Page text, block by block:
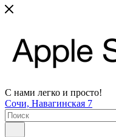
С нами легко и просто!
Сочи, Навагинская 7